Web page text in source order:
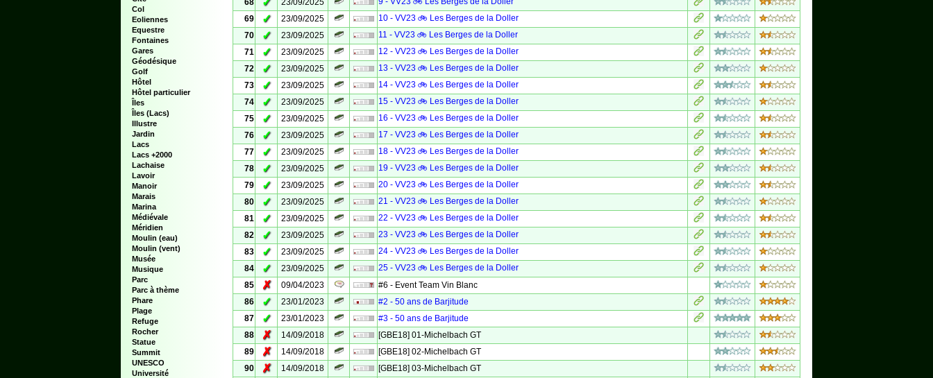
Col
Eoliennes
Equestre
Fontaines
Gares
Géodésique
Golf
Hôtel
Hôtel particulier
Îles
Îles (Lacs)
Illustre
Jardin
Lacs
Lacs +2000
Lachaise
Lavoir
Manoir
Marais
Marina
Médiévale
Méridien
Moulin (eau)
Moulin (vent)
Musée
Musique
Parc
Parc à thème
Phare
Plage
Refuge
Rocher
Statue
Summit
UNESCO
Université
68
23/09/2025
69
✓ 23/09/2025
10 - VV23 🚲 Les Berges de la Doller
70
✓ 23/09/2025
11 - VV23 🚲 Les Berges de la Doller
71
✓ 23/09/2025
12 - VV23 🚲 Les Berges de la Doller
72
✓ 23/09/2025
13 - VV23 🚲 Les Berges de la Doller
73
✓ 23/09/2025
14 - VV23 🚲 Les Berges de la Doller
74
✓ 23/09/2025
15 - VV23 🚲 Les Berges de la Doller
75
✓ 23/09/2025
16 - VV23 🚲 Les Berges de la Doller
76
✓ 23/09/2025
17 - VV23 🚲 Les Berges de la Doller
77
✓ 23/09/2025
18 - VV23 🚲 Les Berges de la Doller
78
✓ 23/09/2025
19 - VV23 🚲 Les Berges de la Doller
79
✓ 23/09/2025
20 - VV23 🚲 Les Berges de la Doller
80
✓ 23/09/2025
21 - VV23 🚲 Les Berges de la Doller
81
✓ 23/09/2025
22 - VV23 🚲 Les Berges de la Doller
82
✓ 23/09/2025
23 - VV23 🚲 Les Berges de la Doller
83
✓ 23/09/2025
24 - VV23 🚲 Les Berges de la Doller
84
✓ 23/09/2025
25 - VV23 🚲 Les Berges de la Doller
85
✗ 09/04/2023
#6 - Event Team Vin Blanc
86
✓ 23/01/2023
#2 - 50 ans de Barjitude
87
✓ 23/01/2023
#3 - 50 ans de Barjitude
88
✗ 14/09/2018
[GBE18] 01-Michelbach GT
89
✗ 14/09/2018
[GBE18] 02-Michelbach GT
90
✗ 14/09/2018
[GBE18] 03-Michelbach GT